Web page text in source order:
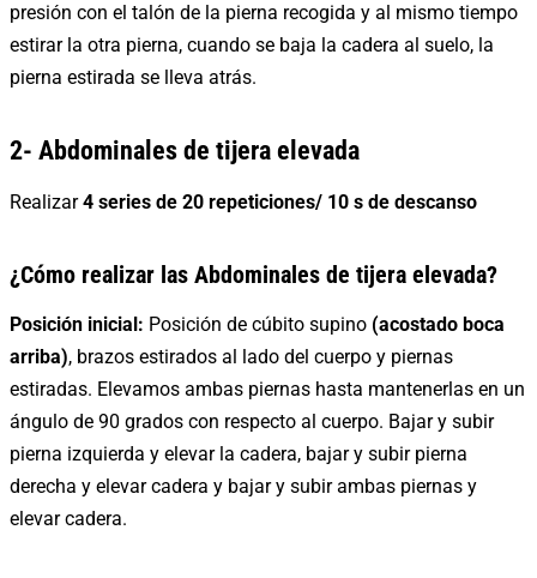
presión con el talón de la pierna recogida y al mismo tiempo
estirar la otra pierna, cuando se baja la cadera al suelo, la
pierna estirada se lleva atrás.
2- Abdominales de tijera elevada
Realizar4 series de 20 repeticiones/ 10 s de descanso
¿Cómo realizar las Abdominales de tijera elevada?
Posición inicial: Posición de cúbito supino (acostado boca
arriba), brazos estirados al lado del cuerpo y piernas
estiradas. Elevamos ambas piernas hasta mantenerlas en un
ángulo de 90 grados con respecto al cuerpo. Bajar y subir
pierna izquierda y elevar la cadera, bajar y subir pierna
derecha y elevar cadera y bajar y subir ambas piernas y
elevar cadera.